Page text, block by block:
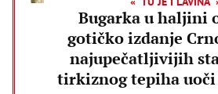
Bugarka u haljini
gotičko izdanje
najupečatljivijih
tirkiznog tepiha